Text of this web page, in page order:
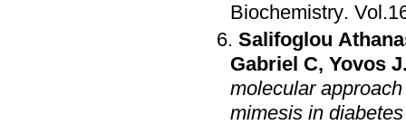
Biochemistry.
Salifoglou
Gabriel C, Yovos
molecular
mimesis in